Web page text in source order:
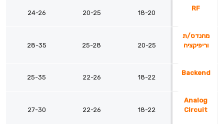
RF
18-20
20-25
24-26
מהנדס/ת
וריפיקציה
20-25
25-28
28-35
Backend
18-22
22-26
25-35
Analog
Circuit
18-22
22-26
27-30